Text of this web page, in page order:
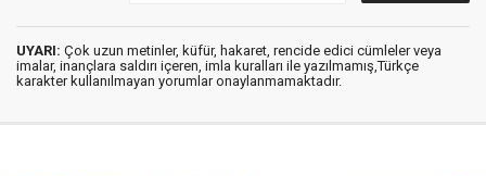
UYARI: Çok uzun metinler, küfür, hakaret, rencide edici cümleler veya
imalar, inançlara saldırı içeren, imla kuralları ile yazılmamış,Türkçe
karakter kullanılmayan yorumlar onaylanmamaktadır.